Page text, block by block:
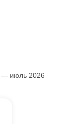
— июль 2026